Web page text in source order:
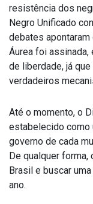
resistência dos
Negro Unificado
debates apontaram
Áurea foi assinada,
de liberdade, já
verdadeiros
Até o momento, o
estabelecido como
governo de cada
De qualquer
Brasil e buscar
ano.